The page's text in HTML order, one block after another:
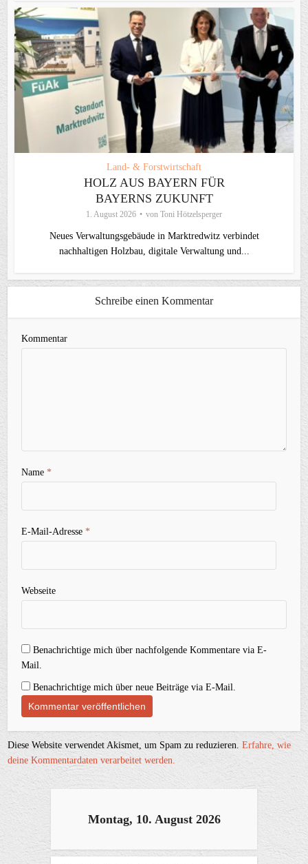
Land- & Forstwirtschaft
HOLZ AUS BAYERN FÜR
BAYERNS ZUKUNFT
1. August 2026 von Toni Hötzelsperger
Neues Verwaltungsgebäude in Marktredwitz verbindet
nachhaltigen Holzbau, digitale Verwaltung und...
Schreibe einen Kommentar
Kommentar
Name*
E-Mail-Adresse*
Webseite
Benachrichtige mich über nachfolgende Kommentare via E-
Mail.
Benachrichtige mich über neue Beiträge via E-Mail.
Diese Website verwendet Akismet, um Spam zu reduzieren.Erfahre, wie
deine Kommentardaten verarbeitet werden.
Montag, 10. August 2026